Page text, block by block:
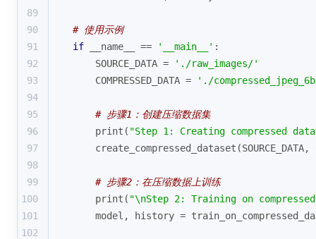
89
90
# 使用示例
91
if __name__ == '__main__' :
92
    SOURCE_DATA =
'./raw_images/'
93
    COMPRESSED_DATA =
'./
94
95
# 步骤1：创建压缩数据集
96
print ( "Step 1: Creating compressed
97
create_compressed_dataset(SOURCE_DATA,
98
99
# 步骤2：在压缩数据上训练
100
print ( "\nStep 2: Training on
101
model, history =
102